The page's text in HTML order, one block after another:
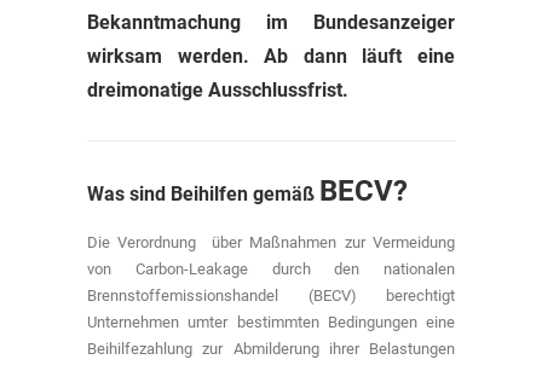
Bekanntmachung im Bundesanzeiger
wirksam werden. Ab dann läuft eine
dreimonatige Ausschlussfrist.
Was sind Beihilfen gemäß BECV?
Die Verordnung über Maßnahmen zur Vermeidung
von Carbon-Leakage durch den nationalen
Brennstoffemissionshandel (BECV) berechtigt
Unternehmen umter bestimmten Bedingungen eine
Beihilfezahlung zur Abmilderung ihrer Belastungen